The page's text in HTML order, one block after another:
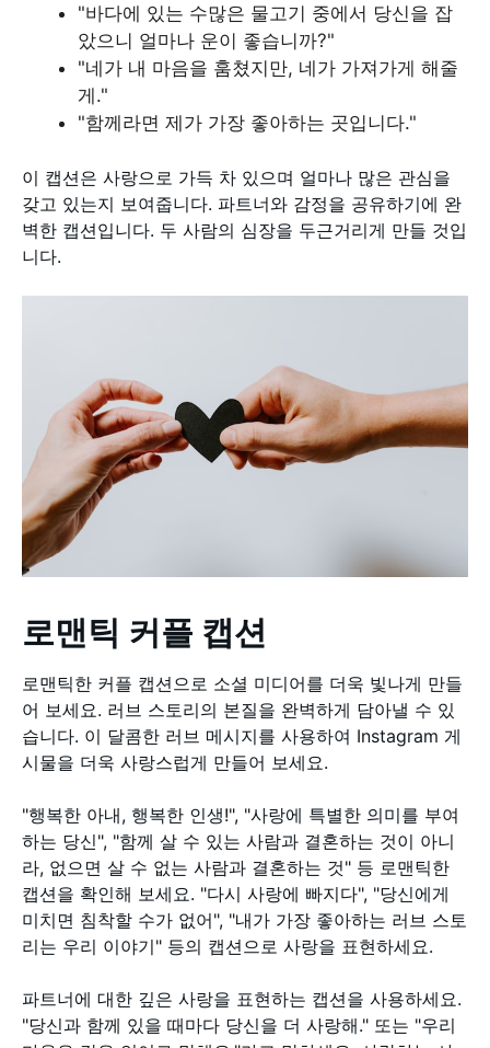
"바다에 있는 수많은 물고기 중에서 당신을 잡
았으니 얼마나 운이 좋습니까?"
"네가 내 마음을 훔쳤지만, 네가 가져가게 해줄
게."
"함께라면 제가 가장 좋아하는 곳입니다."
이 캡션은 사랑으로 가득 차 있으며 얼마나 많은 관심을
갖고 있는지 보여줍니다. 파트너와 감정을 공유하기에 완
벽한 캡션입니다. 두 사람의 심장을 두근거리게 만들 것입
니다.
로맨틱 커플 캡션
로맨틱한 커플 캡션으로 소셜 미디어를 더욱 빛나게 만들
어 보세요. 러브 스토리의 본질을 완벽하게 담아낼 수 있
습니다. 이 달콤한 러브 메시지를 사용하여 Instagram 게
시물을 더욱 사랑스럽게 만들어 보세요.
"행복한 아내, 행복한 인생!", "사랑에 특별한 의미를 부여
하는 당신", "함께 살 수 있는 사람과 결혼하는 것이 아니
라, 없으면 살 수 없는 사람과 결혼하는 것" 등 로맨틱한
캡션을 확인해 보세요. "다시 사랑에 빠지다", "당신에게
미치면 침착할 수가 없어", "내가 가장 좋아하는 러브 스토
리는 우리 이야기" 등의 캡션으로 사랑을 표현하세요.
파트너에 대한 깊은 사랑을 표현하는 캡션을 사용하세요.
"당신과 함께 있을 때마다 당신을 더 사랑해." 또는 "우리